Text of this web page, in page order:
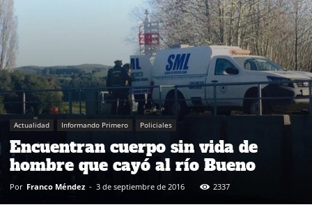
Actualidad Informando Primero Policiales
Encuentran cuerpo sin vida de
hombre que cayó al río Bueno
Por Franco Méndez - 3 de septiembre de 2016 2337